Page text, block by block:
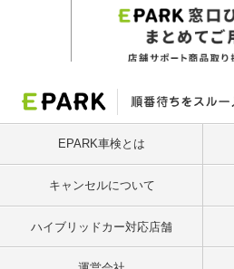
EPARK車検とは
キャンセルについて
ハイブリッドカー対応店舗